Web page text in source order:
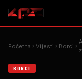
Početna Vijesti Borci
BORCI